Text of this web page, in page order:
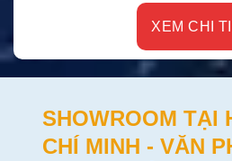
XEM CHI
SHOWROOM TẠI
CHÍ MINH - VĂN